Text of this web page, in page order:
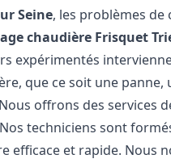
Seine, les problèmes
chaudière Frisquet
expérimentés
que ce soit une
offrons des services
techniciens sont
efficace et rapide. Nous